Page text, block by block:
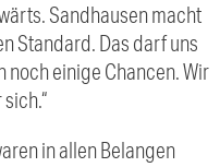
Sandhausen macht
Standard. Das darf uns
einige Chancen. Wir
in allen Belangen